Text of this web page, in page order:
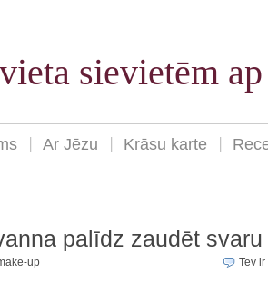
sievietēm
Ar Jēzu Krāsu karte
palīdz zaudēt svaru
up Tev ir